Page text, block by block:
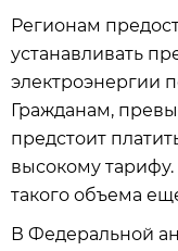
Регионам
устанавливать
электроэнергии
Гражданам,
предстоит
высокому
такого объема
В Федеральной